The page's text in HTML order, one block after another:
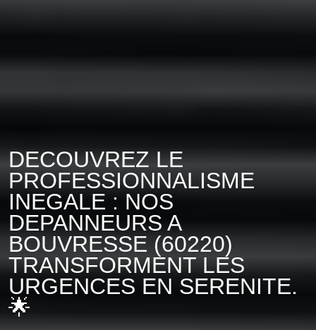
DECOUVREZ LE
PROFESSIONNALISME
INEGALE : NOS
DEPANNEURS A
BOUVRESSE (60220)
TRANSFORMENT LES
URGENCES EN SERENITE.
🌟